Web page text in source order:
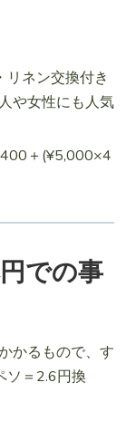
ネン交換付き
や女性にも人気
＋(¥5,000×4
での事
かるもので、す
ソ＝2.6円換